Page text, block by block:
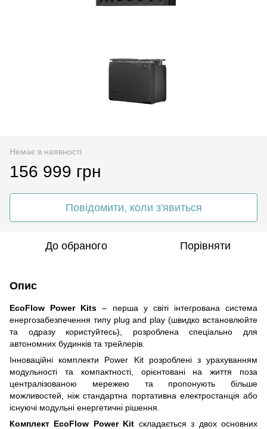
Немає в наявності
156 999 грн
Повідомити, коли з'явиться
До обраного Порівняти
Опис
EcoFlow Power Kits – перша у світі інтегрована система
енергозабезпечення типу plug and play (швидко встановлюйте
та одразу користуйтесь), розроблена спеціально для
автономних будинків та трейлерів.
Інноваційні комплекти Power Kit розроблені з урахуванням
модульності та компактності, орієнтовані на життя поза
централізованою мережею та пропонують більше
можливостей, ніж стандартна портативна електростанція або
існуючі модульні енергетичні рішення.
Комплект EcoFlow Power Kit складається з двох основних